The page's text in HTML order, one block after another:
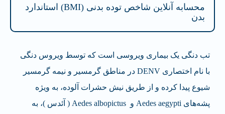
تب دنگی یک بیماری ویروسی است که توسط ویروس دنگی
با نام اختصاری DENV در مناطق گرمسیر و نیمه گرمسیر
شیوع پیدا کرده و از طریق نیش حشرات آلوده، به ویژه
پشه‌های Aedes aegypti و Aedes albopictus ( آئدس )، به
محسابه آنلاین شاخص توده بدنی (BMI) استاندارد
بدن